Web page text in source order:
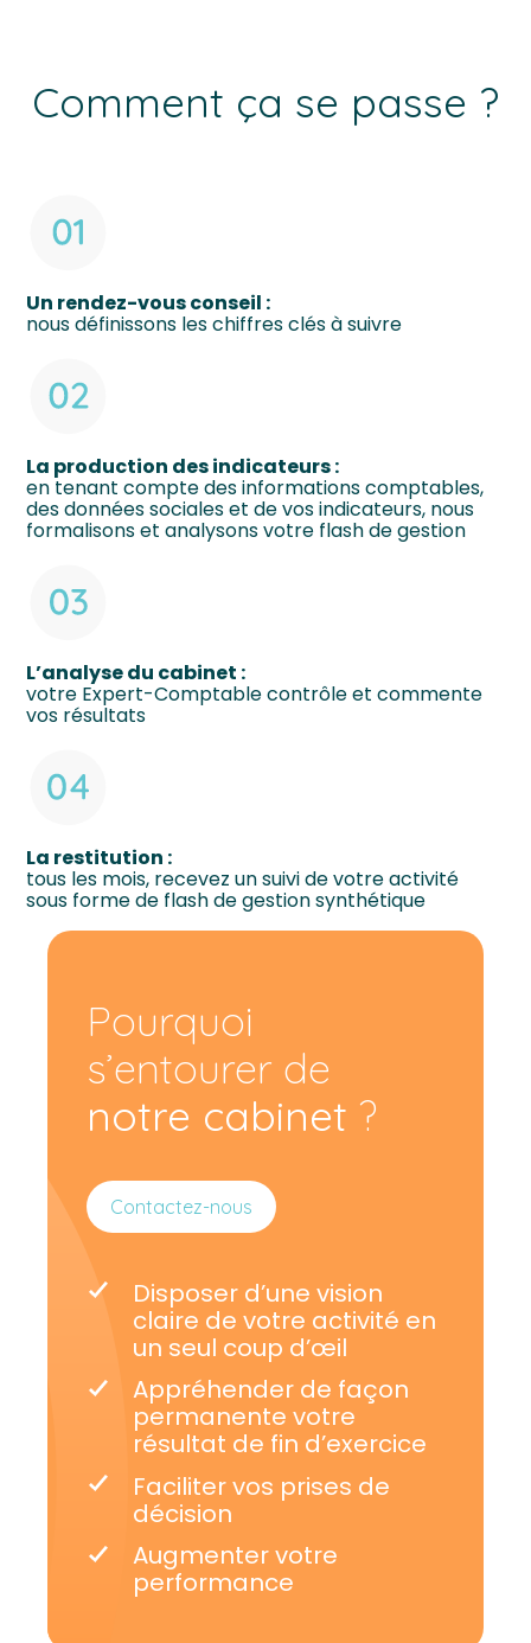
Comment ça se passe ?
Un rendez-vous conseil :
nous définissons les chiffres clés à suivre
La production des indicateurs :
en tenant compte des informations comptables,
des données sociales et de vos indicateurs, nous
formalisons et analysons votre flash de gestion
L’analyse du cabinet :
votre Expert-Comptable contrôle et commente
vos résultats
La restitution :
tous les mois, recevez un suivi de votre activité
sous forme de flash de gestion synthétique
Pourquoi
s’entourer de
notre cabinet ?
Contactez-nous
Disposer d’une vision
claire de votre activité en
un seul coup d’œil
Appréhender de façon
permanente votre
résultat de fin d’exercice
Faciliter vos prises de
décision
Augmenter votre
performance